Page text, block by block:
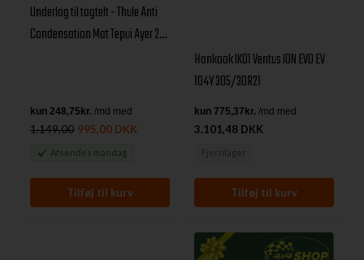
Underlag til tagtelt - Thule Anti
Condensation Mat Tepui Ayer 2
1.149,00 995,00 DKK
Afsendes mandag
Hankook IK01 Ventus ION EVO EV
104Y 305/30R21
3.101,48 DKK
Fjernlager